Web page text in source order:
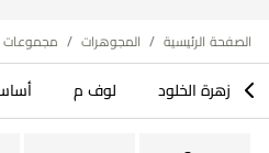
الصفحة الرئيسية / المجوهرات / مجموعات
< زهرة الخلود لوف م